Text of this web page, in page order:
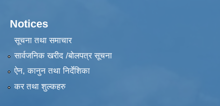
Notices
सूचना तथा समाचार
सार्वजनिक खरीद /बोलपत्र सूचना
ऐन, कानुन तथा निर्देशिका
कर तथा शुल्कहरु